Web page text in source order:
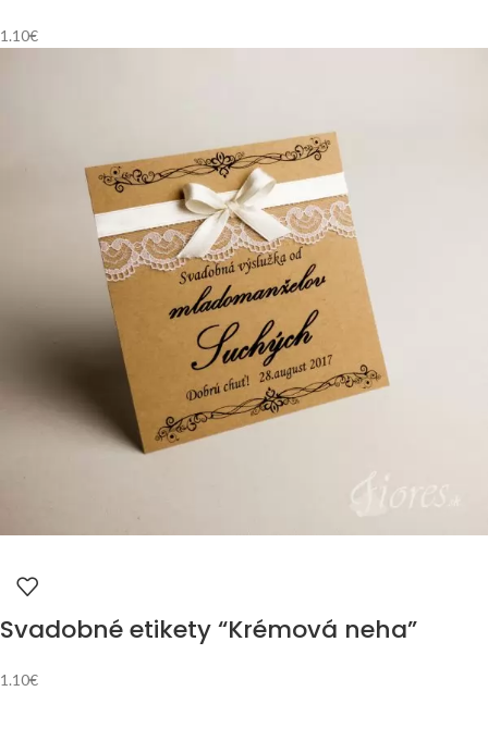
1.10€
Svadobné etikety “Krémová neha”
1.10€